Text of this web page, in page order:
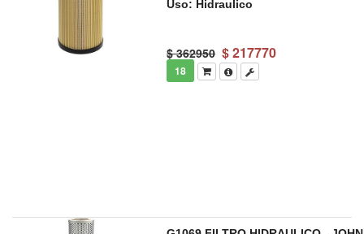
Uso: Hidraulico
$ 362950 $217770
18